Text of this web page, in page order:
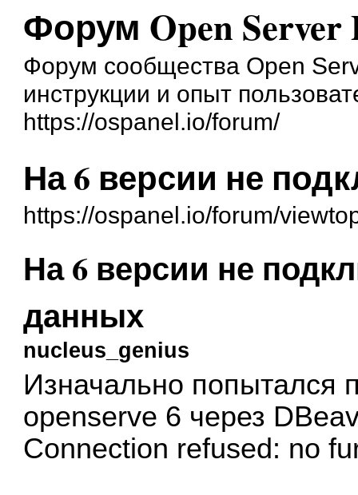
Форум Open Server
Форум сообщества Open
инструкции и опыт
https://ospanel.io/forum/
На 6 версии не
https://ospanel.io/forum/
На 6 версии не
данных
nucleus_genius
Изначально попытался
openserve 6 через
Connection refused: no